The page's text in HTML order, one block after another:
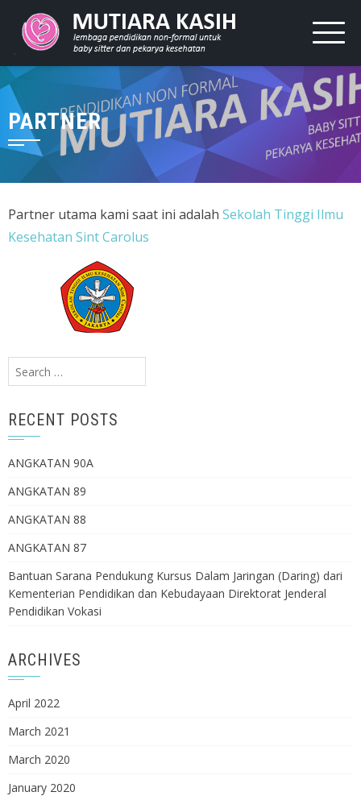
PARTNER
Partner utama kami saat ini adalah Sekolah Tinggi Ilmu
Kesehatan Sint Carolus
Search
for:
RECENT POSTS
ANGKATAN 90A
ANGKATAN 89
ANGKATAN 88
ANGKATAN 87
Bantuan Sarana Pendukung Kursus Dalam Jaringan (Daring) dari
Kementerian Pendidikan dan Kebudayaan Direktorat Jenderal
Pendidikan Vokasi
ARCHIVES
April 2022
March 2021
March 2020
January 2020